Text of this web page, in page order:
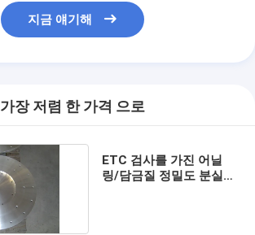
지금 얘기해
가장 저렴 한 가격 으로
ETC 검사를 가진 어닐
링/담금질 정밀도 분실